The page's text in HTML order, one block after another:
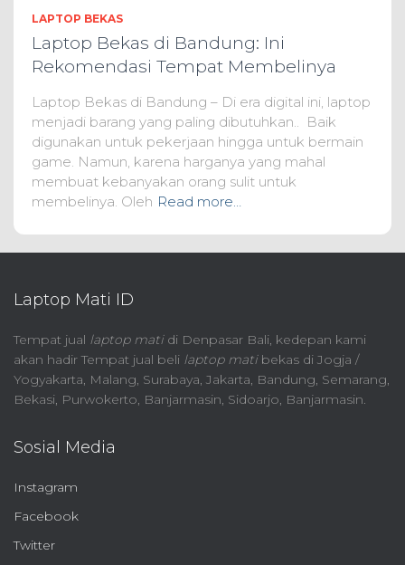
LAPTOP BEKAS
Laptop Bekas di Bandung: Ini
Rekomendasi Tempat Membelinya
Laptop Bekas di Bandung – Di era digital ini, laptop
menjadi barang yang paling dibutuhkan.. Baik
digunakan untuk pekerjaan hingga untuk bermain
game. Namun, karena harganya yang mahal
membuat kebanyakan orang sulit untuk
membelinya. Oleh Read more…
Laptop Mati ID
Tempat jual laptop matidi Denpasar Bali, kedepan kami
akan hadir Tempat jual beli laptop matibekas di Jogja /
Yogyakarta, Malang, Surabaya, Jakarta, Bandung, Semarang,
Bekasi, Purwokerto, Banjarmasin, Sidoarjo, Banjarmasin.
Sosial Media
Instagram
Facebook
Twitter